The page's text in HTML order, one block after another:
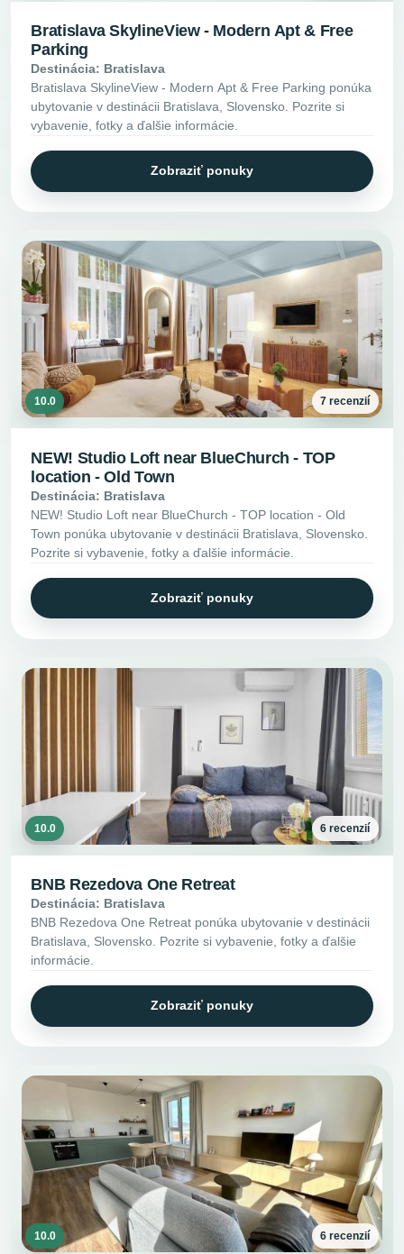
Bratislava SkylineView - Modern Apt & Free
Parking
Destinácia: Bratislava
Bratislava SkylineView - Modern Apt & Free Parking ponúka
ubytovanie v destinácii Bratislava, Slovensko. Pozrite si
vybavenie, fotky a ďalšie informácie.
Zobraziť ponuky
10.0 7 recenzií
NEW! Studio Loft near BlueChurch - TOP
location - Old Town
Destinácia: Bratislava
NEW! Studio Loft near BlueChurch - TOP location - Old
Town ponúka ubytovanie v destinácii Bratislava, Slovensko.
Pozrite si vybavenie, fotky a ďalšie informácie.
Zobraziť ponuky
10.0 6 recenzií
BNB Rezedova One Retreat
Destinácia: Bratislava
BNB Rezedova One Retreat ponúka ubytovanie v destinácii
Bratislava, Slovensko. Pozrite si vybavenie, fotky a ďalšie
informácie.
Zobraziť ponuky
10.0 6 recenzií